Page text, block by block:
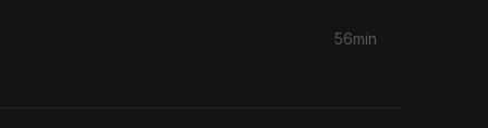
56min